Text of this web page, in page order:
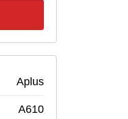
Aplus
A610